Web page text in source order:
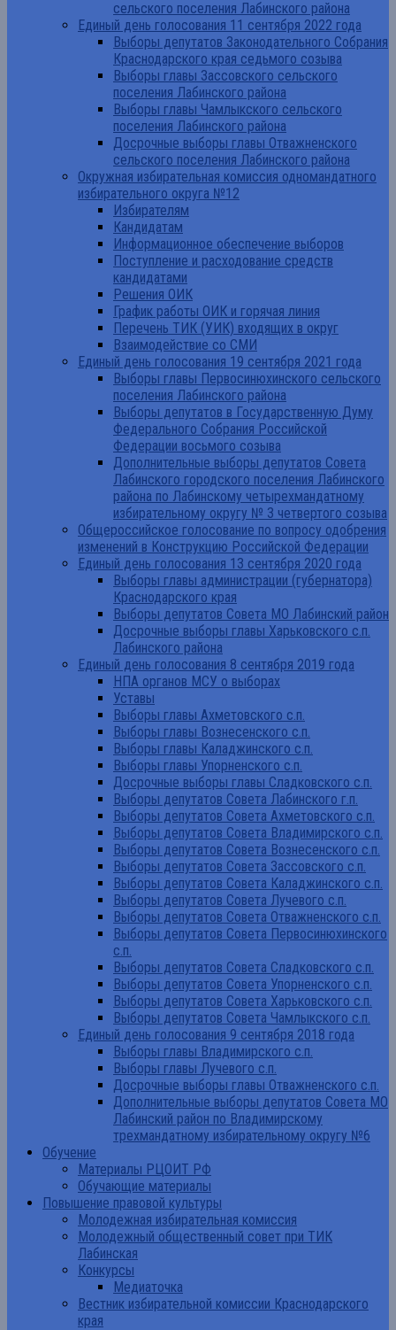
сельского поселения Лабинского района
Единый день голосования 11 сентября 2022 года
Выборы депутатов Законодательного Собрания
Краснодарского края седьмого созыва
Выборы главы Зассовского сельского
поселения Лабинского района
Выборы главы Чамлыкского сельского
поселения Лабинского района
Досрочные выборы главы Отважненского
сельского поселения Лабинского района
Окружная избирательная комиссия одномандатного
избирательного округа №12
Избирателям
Кандидатам
Информационное обеспечение выборов
Поступление и расходование средств
кандидатами
Решения ОИК
График работы ОИК и горячая линия
Перечень ТИК (УИК) входящих в округ
Взаимодействие со СМИ
Единый день голосования 19 сентября 2021 года
Выборы главы Первосинюхинского сельского
поселения Лабинского района
Выборы депутатов в Государственную Думу
Федерального Собрания Российской
Федерации восьмого созыва
Дополнительные выборы депутатов Совета
Лабинского городского поселения Лабинского
района по Лабинскому четырехмандатному
избирательному округу № 3 четвертого созыва
Общероссийское голосование по вопросу одобрения
изменений в Конструкцию Российской Федерации
Единый день голосования 13 сентября 2020 года
Выборы главы администрации (губернатора)
Краснодарского края
Выборы депутатов Совета МО Лабинский район
Досрочные выборы главы Харьковского с.п.
Лабинского района
Единый день голосования 8 сентября 2019 года
НПА органов МСУ о выборах
Уставы
Выборы главы Ахметовского с.п.
Выборы главы Вознесенского с.п.
Выборы главы Каладжинского с.п.
Выборы главы Упорненского с.п.
Досрочные выборы главы Сладковского с.п.
Выборы депутатов Совета Лабинского г.п.
Выборы депутатов Совета Ахметовского с.п.
Выборы депутатов Совета Владимирского с.п.
Выборы депутатов Совета Вознесенского с.п.
Выборы депутатов Совета Зассовского с.п.
Выборы депутатов Совета Каладжинского с.п.
Выборы депутатов Совета Лучевого с.п.
Выборы депутатов Совета Отважненского с.п.
Выборы депутатов Совета Первосинюхинского
с.п.
Выборы депутатов Совета Сладковского с.п.
Выборы депутатов Совета Упорненского с.п.
Выборы депутатов Совета Харьковского с.п.
Выборы депутатов Совета Чамлыкского с.п.
Единый день голосования 9 сентября 2018 года
Выборы главы Владимирского с.п.
Выборы главы Лучевого с.п.
Досрочные выборы главы Отважненского с.п.
Дополнительные выборы депутатов Совета МО
Лабинский район по Владимирскому
трехмандатному избирательному округу №6
Обучение
Материалы РЦОИТ РФ
Обучающие материалы
Повышение правовой культуры
Молодежная избирательная комиссия
Молодежный общественный совет при ТИК
Лабинская
Конкурсы
Медиаточка
Вестник избирательной комиссии Краснодарского
края